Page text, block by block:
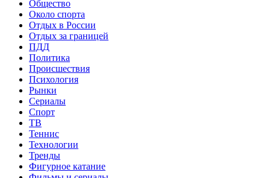
Общество
Около спорта
Отдых в России
Отдых за границей
ПДД
Политика
Происшествия
Психология
Рынки
Сериалы
Спорт
ТВ
Теннис
Технологии
Тренды
Фигурное катание